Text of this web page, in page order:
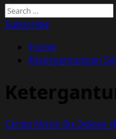
Search
for:
Subscribe
Home
Ketergantungan
Cerita Mistis Bu Dokter